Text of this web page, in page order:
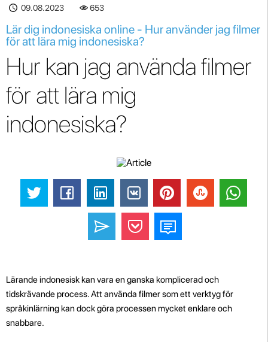
09.08.2023 653
Lär dig indonesiska online - Hur använder jag filmer
för att lära mig indonesiska?
Hur kan jag använda filmer
för att lära mig
indonesiska?
Lärande indonesisk kan vara en ganska komplicerad och
tidskrävande process. Att använda filmer som ett verktyg för
språkinlärning kan dock göra processen mycket enklare och
snabbare.